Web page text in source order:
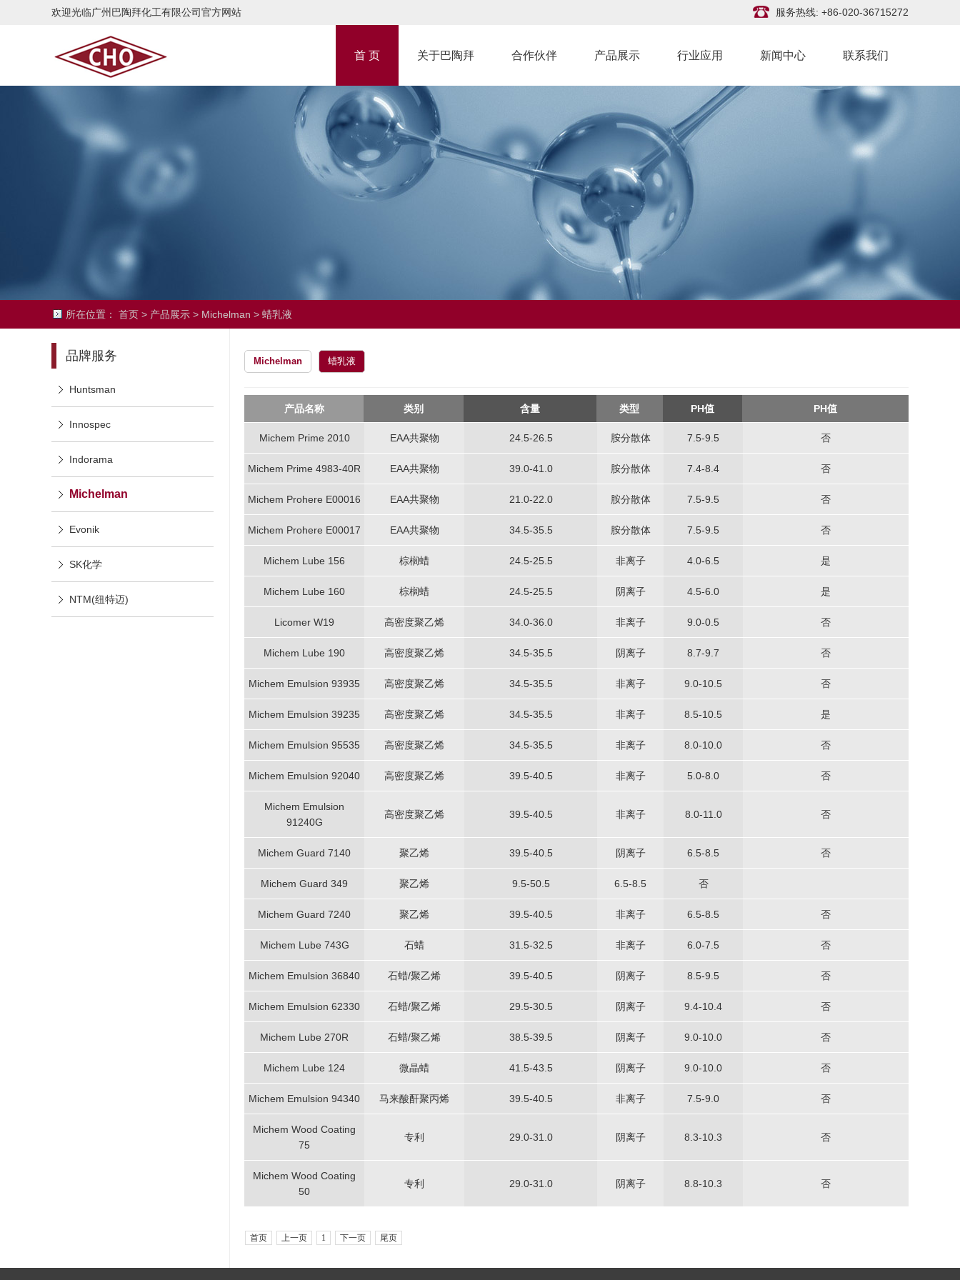
欢迎光临广州巴陶拜化工有限公司官方网站 服务热线: +86-020-36715272
首 页 关于巴陶拜 合作伙伴 产品展示 行业应用 新闻中心 联系我们
所在位置： 首页 > 产品展示 > Michelman > 蜡乳液
Michelman 蜡乳液
产品名称 类别 含量 类型 PH值 PH值
Michem Prime 2010 EAA共聚物 24.5-26.5 胺分散体 7.5-9.5 否
Michem Prime 4983-40R EAA共聚物 39.0-41.0 胺分散体 7.4-8.4 否
Michem Prohere E00016 EAA共聚物 21.0-22.0 胺分散体 7.5-9.5 否
Michem Prohere E00017 EAA共聚物 34.5-35.5 胺分散体 7.5-9.5 否
Michem Lube 156 棕榈蜡 24.5-25.5 非离子 4.0-6.5 是
Michem Lube 160 棕榈蜡 24.5-25.5 阴离子 4.5-6.0 是
Licomer W19 高密度聚乙烯 34.0-36.0 非离子 9.0-0.5 否
Michem Lube 190 高密度聚乙烯 34.5-35.5 阴离子 8.7-9.7 否
Michem Emulsion 93935 高密度聚乙烯 34.5-35.5 非离子 9.0-10.5 否
Michem Emulsion 39235 高密度聚乙烯 34.5-35.5 非离子 8.5-10.5 是
Michem Emulsion 95535 高密度聚乙烯 34.5-35.5 非离子 8.0-10.0 否
Michem Emulsion 92040 高密度聚乙烯 39.5-40.5 非离子 5.0-8.0 否
Michem Emulsion
91240G
高密度聚乙烯 39.5-40.5 非离子 8.0-11.0 否
Michem Guard 7140 聚乙烯 39.5-40.5 阴离子 6.5-8.5 否
Michem Guard 349 聚乙烯 9.5-50.5 6.5-8.5 否
Michem Guard 7240 聚乙烯 39.5-40.5 非离子 6.5-8.5 否
Michem Lube 743G 石蜡 31.5-32.5 非离子 6.0-7.5 否
Michem Emulsion 36840 石蜡/聚乙烯 39.5-40.5 阴离子 8.5-9.5 否
Michem Emulsion 62330 石蜡/聚乙烯 29.5-30.5 阴离子 9.4-10.4 否
Michem Lube 270R 石蜡/聚乙烯 38.5-39.5 阴离子 9.0-10.0 否
Michem Lube 124 微晶蜡 41.5-43.5 阴离子 9.0-10.0 否
Michem Emulsion 94340 马来酸酐聚丙烯 39.5-40.5 非离子 7.5-9.0 否
Michem Wood Coating
75
专利 29.0-31.0 阴离子 8.3-10.3 否
Michem Wood Coating
50
专利 29.0-31.0 阴离子 8.8-10.3 否
首页 上一页 1 下一页 尾页
品牌服务
Huntsman
Innospec
Indorama
Michelman
Evonik
SK化学
NTM(纽特迈)